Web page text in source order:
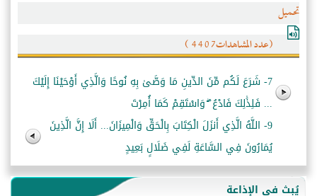
تحميل
(عدد المشاهدات4407 )
7- شَرَعَ لَكُم مِّنَ الدِّينِ مَا وَصَّىٰ بِهِ نُوحًا وَالَّذِي أَوْحَيْنَا إِلَيْكَ
... فَلِذَٰلِكَ فَادْعُ ۖ وَاسْتَقِمْ كَمَا أُمِرْتَ
9- اللَّهُ الَّذِي أَنزَلَ الْكِتَابَ بِالْحَقِّ وَالْمِيزَانَ... أَلَا إِنَّ الَّذِينَ
يُمَارُونَ فِي السَّاعَةِ لَفِي ضَلَالٍ بَعِيدٍ
يُبث في الإذاعة